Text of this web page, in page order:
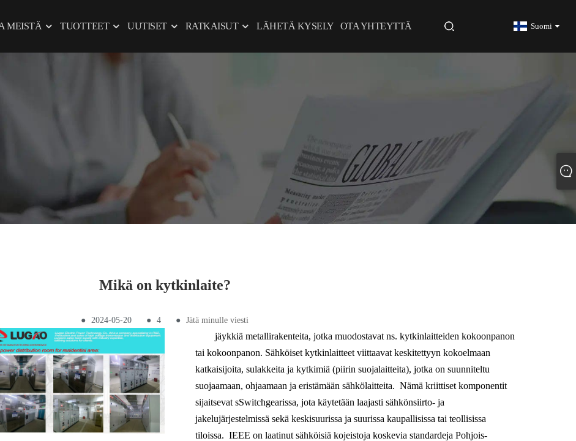
MEISTÄ TUOTTEET UUTISET RATKAISUT LÄHETÄ KYSELY OTA YHTEYTTÄ Suomi
Mikä on kytkinlaite?
● 2024-05-20 ● 4 ● Jätä minulle viesti
jäykkiä metallirakenteita, jotka muodostavat ns. kytkinlaitteiden kokoonpanon
tai kokoonpanon. Sähköiset kytkinlaitteet viittaavat keskitettyyn kokoelmaan
katkaisijoita, sulakkeita ja kytkimiä (piirin suojalaitteita), jotka on suunniteltu
suojaamaan, ohjaamaan ja eristämään sähkölaitteita. Nämä kriittiset komponentit
sijaitsevat sSwitchgearissa, jota käytetään laajasti sähkönsiirto- ja
jakelujärjestelmissä sekä keskisuurissa ja suurissa kaupallisissa tai teollisissa
tiloissa. IEEE on laatinut sähköisiä kojeistoja koskevia standardeja Pohjois-